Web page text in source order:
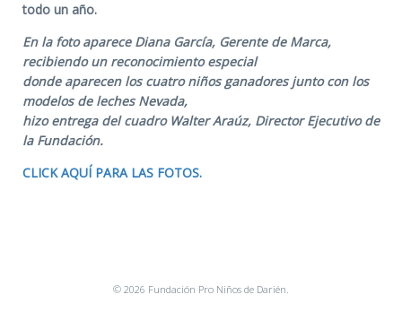
todo un año.
En la foto aparece Diana García, Gerente de Marca,
recibiendo un reconocimiento especial
donde aparecen los cuatro niños ganadores junto con los
modelos de leches Nevada,
hizo entrega del cuadro Walter Araúz, Director Ejecutivo de
la Fundación.
CLICK AQUÍ PARA LAS FOTOS.
© 2026 Fundación Pro Niños de Darién.